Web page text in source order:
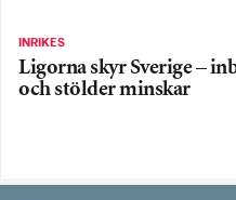
INRIKES
Ligorna skyr Sverige –
och stölder minskar